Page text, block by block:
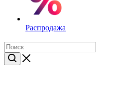
Распродажа